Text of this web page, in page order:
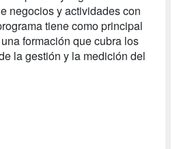
negocios y actividades con
tiene como principal
formación que cubra los
la gestión y la medición del